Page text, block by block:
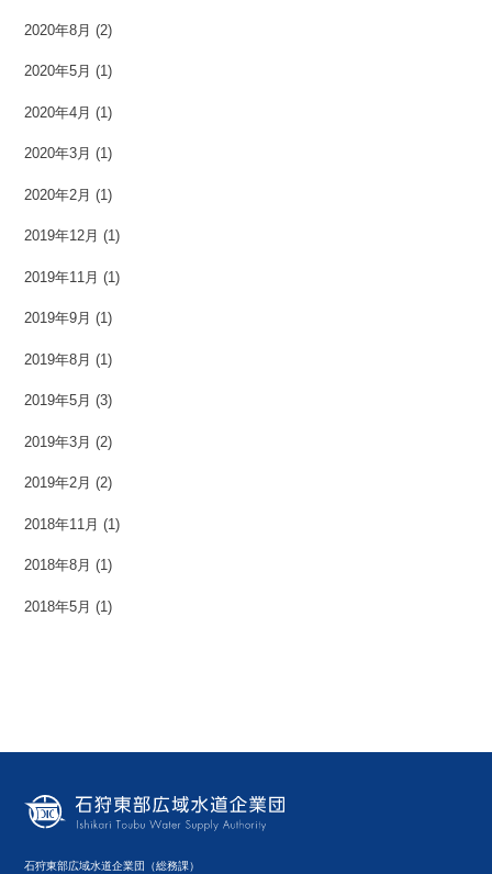
2020年8月 (2)
2020年5月 (1)
2020年4月 (1)
2020年3月 (1)
2020年2月 (1)
2019年12月 (1)
2019年11月 (1)
2019年9月 (1)
2019年8月 (1)
2019年5月 (3)
2019年3月 (2)
2019年2月 (2)
2018年11月 (1)
2018年8月 (1)
2018年5月 (1)
石狩東部広域水道企業団（総務課）